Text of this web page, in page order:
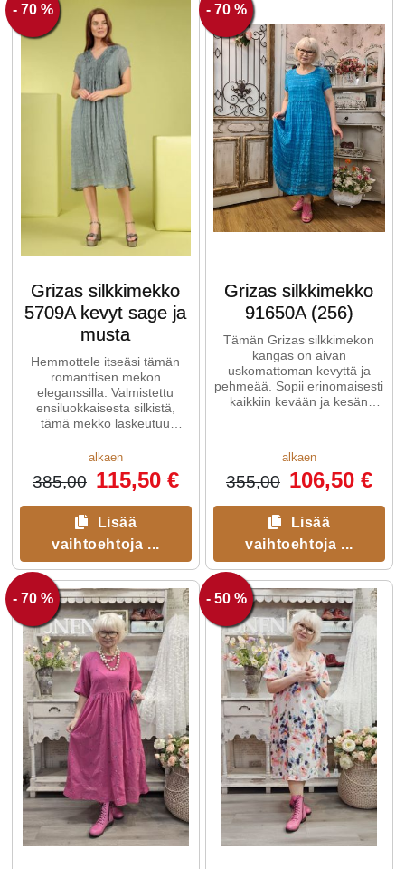
Grizas silkkimekko
5709A kevyt sage ja
musta
Hemmottele itseäsi tämän
romanttisen mekon
eleganssilla. Valmistettu
ensiluokkaisesta silkistä,
tämä mekko laskeutuu
tunnelmaa.
alkaen
385,00 115,50 €
- 70 %
Lisää
vaihtoehtoja ...
Grizas silkkimekko
91650A (256)
Tämän Grizas silkkimekon
kangas on aivan
uskomattoman kevyttä ja
pehmeää. Sopii erinomaisesti
kaikkiin kevään ja kesän
alkaen
355,00 106,50 €
- 70 %
Lisää
vaihtoehtoja ...
- 70 % - 50 %